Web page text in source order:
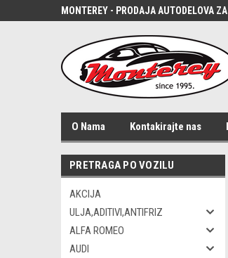
MONTEREY - PRODAJA AUTODELOVA
O Nama Kontakirajte nas
PRETRAGA PO VOZILU
AKCIJA
ULJA,ADITIVI,ANTIFRIZ
ALFA ROMEO
AUDI